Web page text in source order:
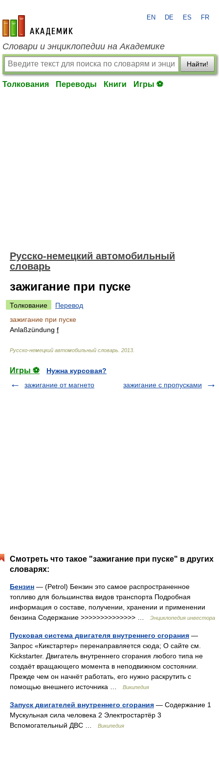
academic.ru
EN DE ES FR
Словари и энциклопедии на Академике
Найти!
Толкования Переводы Книги Игры ⚽
Русско-немецкий автомобильный
словарь
зажигание при пуске
Толкование
Перевод
зажигание при пуске
Anlaßzündung f
Русско-немецкий автомобильный словарь 2013
Игры ⚽
Нужна курсовая?
зажигание от магнето
зажигание с пропусками
Смотреть что такое "зажигание при пуске" в других
словарях:
Бензин — (Petrol) Бензин это самое распространенное
топливо для большинства видов транспорта Подробная
информация о составе, получении, хранении и применении
бензина Содержание >>>>>>>>>>>>>> …
Энциклопедия инвестора
Пусковая система двигателя внутреннего сгорания —
Запрос «Кикстартер» перенаправляется сюда; О сайте см.
Kickstarter. Двигатель внутреннего сгорания любого типа не
создаёт вращающего момента в неподвижном состоянии.
Прежде чем он начнёт работать, его нужно раскрутить с
помощью внешнего источника …
Википедия
Запуск двигателей внутреннего сгорания — Содержание 1
Мускульная сила человека 2 Электростартёр 3
Вспомогательный ДВС …
Википедия